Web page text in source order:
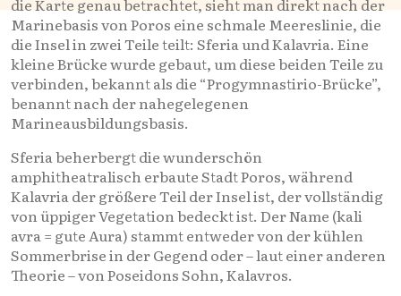
Marinebasis von Poros eine schmale Meereslinie, die
die Insel in zwei Teile teilt: Sferia und Kalavria. Eine
kleine Brücke wurde gebaut, um diese beiden Teile zu
verbinden, bekannt als die “Progymnastirio-Brücke”,
benannt nach der nahegelegenen
Marineausbildungsbasis.
Sferia beherbergt die wunderschön
amphitheatralisch erbaute Stadt Poros, während
Kalavria der größere Teil der Insel ist, der vollständig
von üppiger Vegetation bedeckt ist. Der Name (kali
avra = gute Aura) stammt entweder von der kühlen
Sommerbrise in der Gegend oder – laut einer anderen
Theorie – von Poseidons Sohn, Kalavros.